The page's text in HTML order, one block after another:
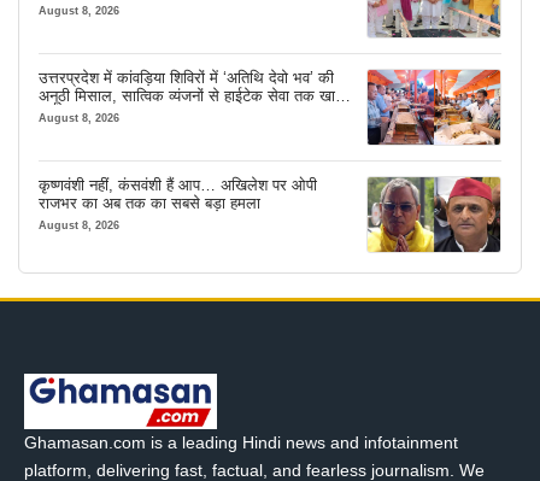
August 8, 2026
उत्तरप्रदेश में कांवड़िया शिविरों में ‘अतिथि देवो भव’ की
अनूठी मिसाल, सात्विक व्यंजनों से हाईटेक सेवा तक खास
इंतजाम
August 8, 2026
कृष्णवंशी नहीं, कंसवंशी हैं आप… अखिलेश पर ओपी
राजभर का अब तक का सबसे बड़ा हमला
August 8, 2026
Ghamasan.com is a leading Hindi news and infotainment
platform, delivering fast, factual, and fearless journalism. We